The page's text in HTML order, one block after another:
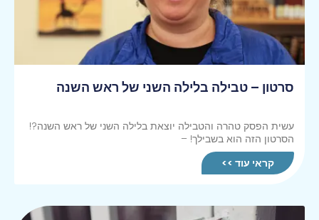
סרטון – טבילה בלילה השני של ראש השנה
עשית הפסק טהרה והטבילה יוצאת בלילה השני של ראש השנה?!
הסרטון הזה הוא בשבילך! –
קראי עוד >>